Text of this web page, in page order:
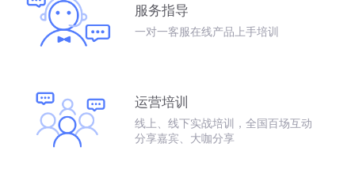
服务指导
一对一客服在线产品上手培训
运营培训
线上、线下实战培训，全国百场互动
分享嘉宾、大咖分享